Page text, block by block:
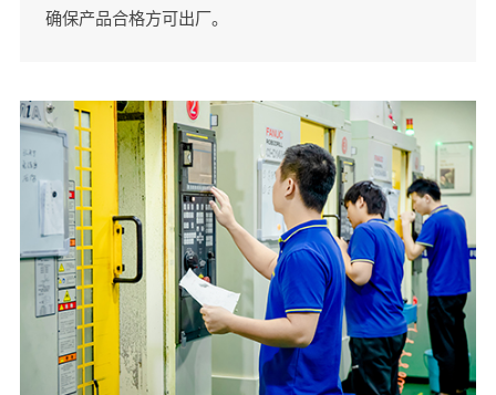
确保产品合格方可出厂。